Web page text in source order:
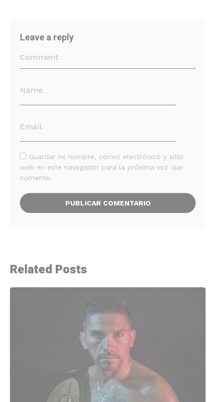
Leave a reply
Guardar mi nombre, correo electrónico y sitio
web en este navegador para la próxima vez que
comente.
Related Posts